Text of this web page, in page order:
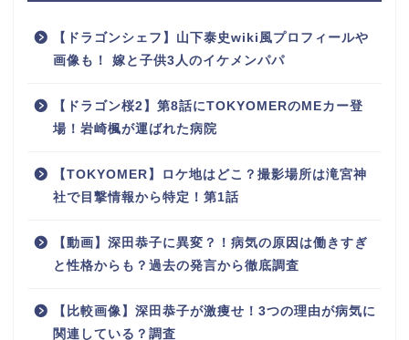
【ドラゴンシェフ】山下泰史wiki風プロフィールや
画像も！ 嫁と子供3人のイケメンパパ
【ドラゴン桜2】第8話にTOKYOMERのMEカー登
場！岩崎楓が運ばれた病院
【TOKYOMER】ロケ地はどこ？撮影場所は滝宮神
社で目撃情報から特定！第1話
【動画】深田恭子に異変？！病気の原因は働きすぎ
と性格からも？過去の発言から徹底調査
【比較画像】深田恭子が激痩せ！3つの理由が病気に
関連している？調査